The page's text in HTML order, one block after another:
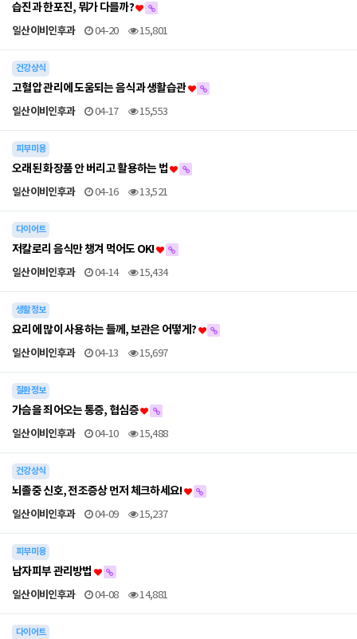
습진과 한포진, 뭐가 다를까?
일산이비인후과 04-20 15,801
건강상식
고혈압 관리에 도움되는 음식과 생활습관
일산이비인후과 04-17 15,553
피부미용
오래된 화장품 안 버리고 활용하는 법
일산이비인후과 04-16 13,521
다이어트
저칼로리 음식만 챙겨 먹어도 OK!
일산이비인후과 04-14 15,434
생활정보
요리에 많이 사용하는 들께, 보관은 어떻게?
일산이비인후과 04-13 15,697
질환정보
가슴을 죄어오는 통증, 협심증
일산이비인후과 04-10 15,488
건강상식
뇌졸중 신호, 전조증상 먼저 체크하세요!
일산이비인후과 04-09 15,237
피부미용
남자피부 관리방법
일산이비인후과 04-08 14,881
다이어트